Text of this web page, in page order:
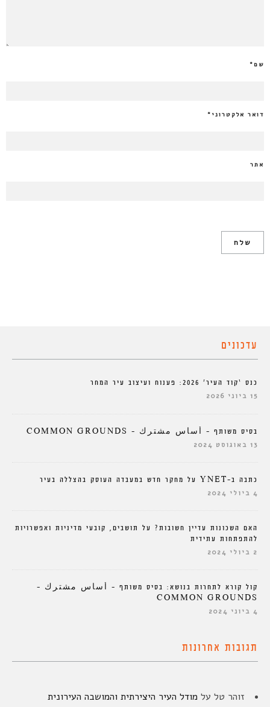
שם*
דואר אלקטרוני *
אתר
עדכונים
כנס ‘קוד העיר’ 2026: פענוח ועיצוב עיר המחר
15 ביוני 2026
בסיס משותף – أساس مشترك – COMMON GROUNDS
13 באוגוסט 2024
כתבה ב-YNET על מחקר חדש במעבדה העוסק בהצללה בעיר
4 ביולי 2024
האם השכונות עדיין חשובות? על תושבים, קובעי מדיניות ואפשרויות
להתפתחות עתידית
2 ביולי 2024
קול קורא לתחרות בנושא: בסיס משותף – أساس مشترك –
COMMON GROUNDS
4 ביוני 2024
תגובות אחרונות
זוהר טל על מודל העיר היצירתית והמושבה העירונית